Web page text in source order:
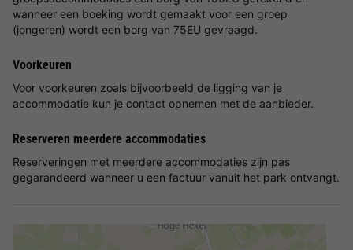
wanneer een boeking wordt gemaakt voor een groep
(jongeren) wordt een borg van 75EU gevraagd.
Voorkeuren
Voor voorkeuren zoals bijvoorbeeld de ligging van je
accommodatie kun je contact opnemen met de aanbieder.
Reserveren meerdere accommodaties
Reserveringen met meerdere accommodaties zijn pas
gegarandeerd wanneer u een factuur vanuit het park ontvangt.